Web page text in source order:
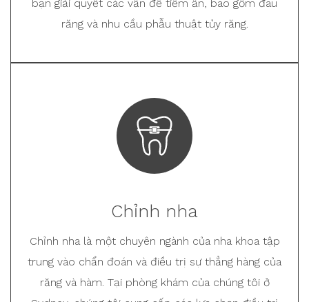
bạn giải quyết các vấn đề tiềm ẩn, bao gồm đau
răng và nhu cầu phẫu thuật tủy răng.
Chỉnh nha
Chỉnh nha là một chuyên ngành của nha khoa tập
trung vào chẩn đoán và điều trị sự thẳng hàng của
răng và hàm. Tại phòng khám của chúng tôi ở